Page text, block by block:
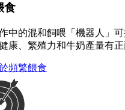
食
中的混和飼喂「機器人」可
康、繁殖力和牛奶產量有正
頻繁餵食